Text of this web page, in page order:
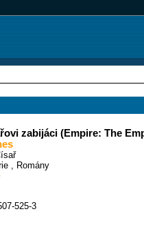
zabijáci (Empire: The
, Romány
525-3